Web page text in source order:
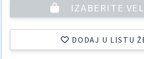
IZABERITE
DODAJ U LISTU